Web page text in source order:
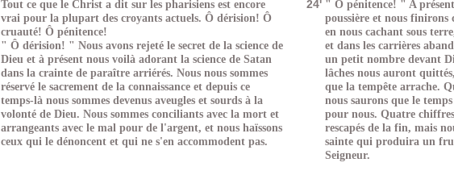
Tout ce que le Christ a dit sur les pharisiens est encore
vrai pour la plupart des croyants actuels. Ô dérision! Ô
cruauté! Ô pénitence!
" Ô dérision! " Nous avons rejeté le secret de la science de
Dieu et à présent nous voilà adorant la science de Satan
dans la crainte de paraître arriérés. Nous nous sommes
réservé le sacrement de la connaissance et depuis ce
temps-là nous sommes devenus aveugles et sourds à la
volonté de Dieu. Nous sommes conciliants avec la mort et
arrangeants avec le mal pour de l'argent, et nous haïssons
ceux qui le dénoncent et qui ne s'en accommodent pas.
24' " Ô pénitence! " A
poussière et nous finirons
en nous cachant sous
et dans les carrières
un petit nombre devant
lâches nous auront
que la tempête arrache.
nous saurons que le
pour nous. Quatre
rescapés de la fin, mais
sainte qui produira un
Seigneur.